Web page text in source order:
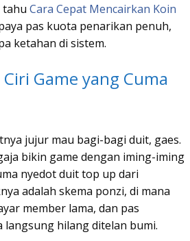
tahu Cara Cepat Mencairkan Koin
pas kuota penarikan penuh,
ketahan di sistem.
Game yang Cuma
jujur mau bagi-bagi duit, gaes.
bikin game dengan iming-iming
nyedot duit top up dari
adalah skema ponzi, di mana
member lama, dan pas
hilang ditelan bumi.